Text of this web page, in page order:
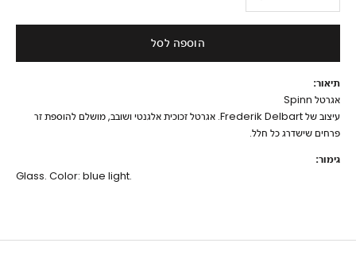
הוספה לסל
תיאור:
אגרטל Spinn
עיצוב של Frederik Delbart. אגרטל זכוכית אלגנטי ושובב, מושלם להוספת זר
פרחים שישדרג כל חלל.
גימור:
Glass. Color: blue light.